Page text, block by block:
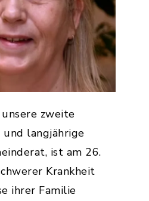
zweite
langjährige
ist am 26.
Krankheit
ihrer Familie